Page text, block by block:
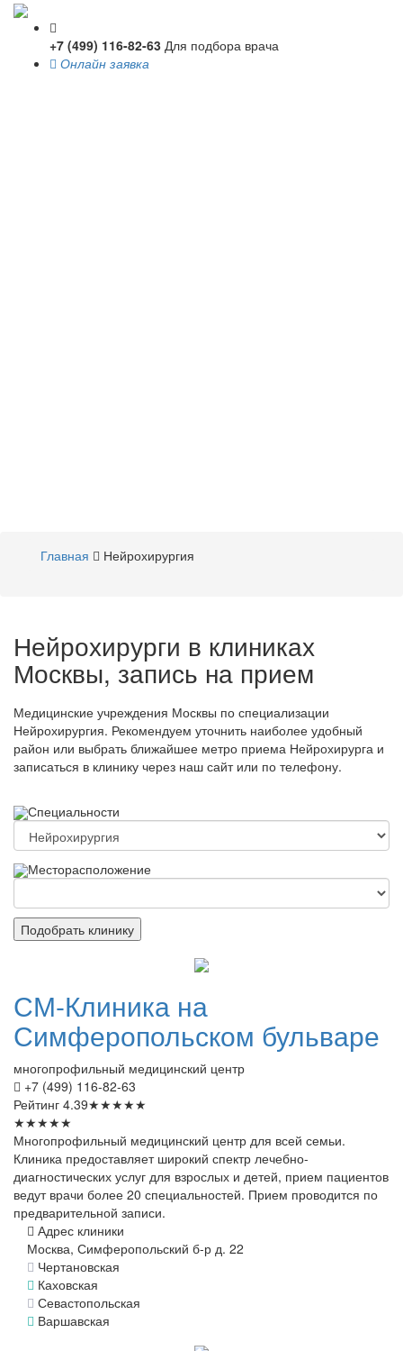
+7 (499) 116-82-63 Для подбора врача
Онлайн заявка
Главная Нейрохирургия
Нейрохирурги в клиниках
Москвы, запись на прием
Медицинские учреждения Москвы по специализации
Нейрохирургия. Рекомендуем уточнить наиболее удобный
район или выбрать ближайшее метро приема Нейрохирурга и
записаться в клинику через наш сайт или по телефону.
Специальности
Месторасположение
Подобрать клинику
СМ-Клиника на
Симферопольском бульваре
многопрофильный медицинский центр
+7 (499) 116-82-63
Рейтинг 4.39★★★★★
★★★★★
Многопрофильный медицинский центр для всей семьи.
Клиника предоставляет широкий спектр лечебно-
диагностических услуг для взрослых и детей, прием пациентов
ведут врачи более 20 специальностей. Прием проводится по
предварительной записи.
Адрес клиники
Москва, Симферопольский б-р д. 22
Чертановская
Каховская
Севастопольская
Варшавская